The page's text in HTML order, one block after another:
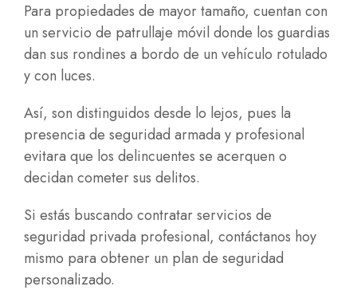
Para propiedades de mayor tamaño, cuentan con
un servicio de patrullaje móvil donde los guardias
dan sus rondines a bordo de un vehículo rotulado
y con luces.
Así, son distinguidos desde lo lejos, pues la
presencia de seguridad armada y profesional
evitara que los delincuentes se acerquen o
decidan cometer sus delitos.
Si estás buscando contratar servicios de
seguridad privada profesional, contáctanos hoy
mismo para obtener un plan de seguridad
personalizado.